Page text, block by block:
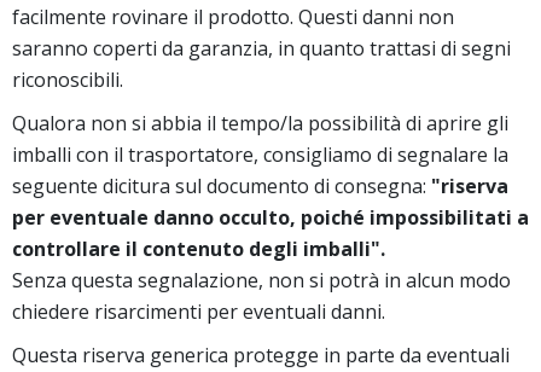
facilmente rovinare il prodotto. Questi danni non
saranno coperti da garanzia, in quanto trattasi di segni
riconoscibili.
Qualora non si abbia il tempo/la possibilità di aprire gli
imballi con il trasportatore, consigliamo di segnalare la
seguente dicitura sul documento di consegna: "riserva
per eventuale danno occulto, poiché impossibilitati a
controllare il contenuto degli imballi".
Senza questa segnalazione, non si potrà in alcun modo
chiedere risarcimenti per eventuali danni.
Questa riserva generica protegge in parte da eventuali